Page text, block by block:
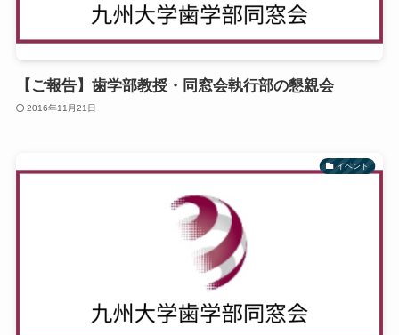
【ご報告】歯学部教授・同窓会執行部の懇親会
2016年11月21日
イベント